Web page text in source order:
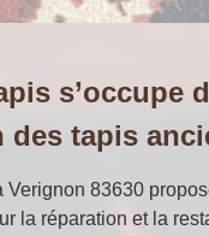
s’occupe
des tapis
Verignon 83630
la réparation et la